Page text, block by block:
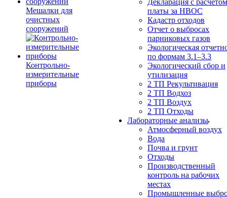
Мешалки для
очистных
сооружений
Контрольно-
измерительные
приборы
платы за НВОС
Кадастр отходов
Отчет о выбросах
парниковых газов
Экологическая
по формам 3.1–3.3
Экологический сбор и
утилизация
2 ТП Рекультивация
2 ТП Водхоз
2 ТП Воздух
2 ТП Отходы
Лабораторные анализы
Атмосферный воздух
Вода
Почва и грунт
Отходы
Производственный
контроль на рабочих
местах
Промышленные